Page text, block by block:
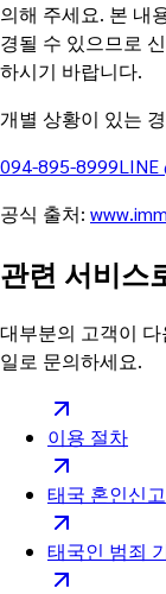
의해 주세요. 본 내
경될 수 있으므로
하시기 바랍니다.
개별 상황이 있는
094-895-8999LINE
공식 출처:
관련 서비스
대부분의 고객이 다
일로 문의하세요.
이용 절차
태국 혼인신고
태국인 범죄